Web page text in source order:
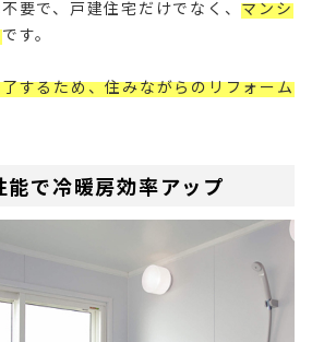
要で、戸建住宅だけでなく、マンシ
です。
するため、住みながらのリフォーム
能で冷暖房効率アップ